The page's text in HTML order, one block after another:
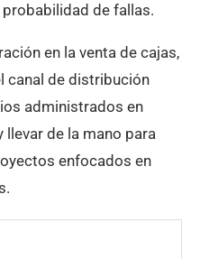
de fallas.
en la venta de cajas,
canal de distribución
administrados en
de la mano para
enfocados en